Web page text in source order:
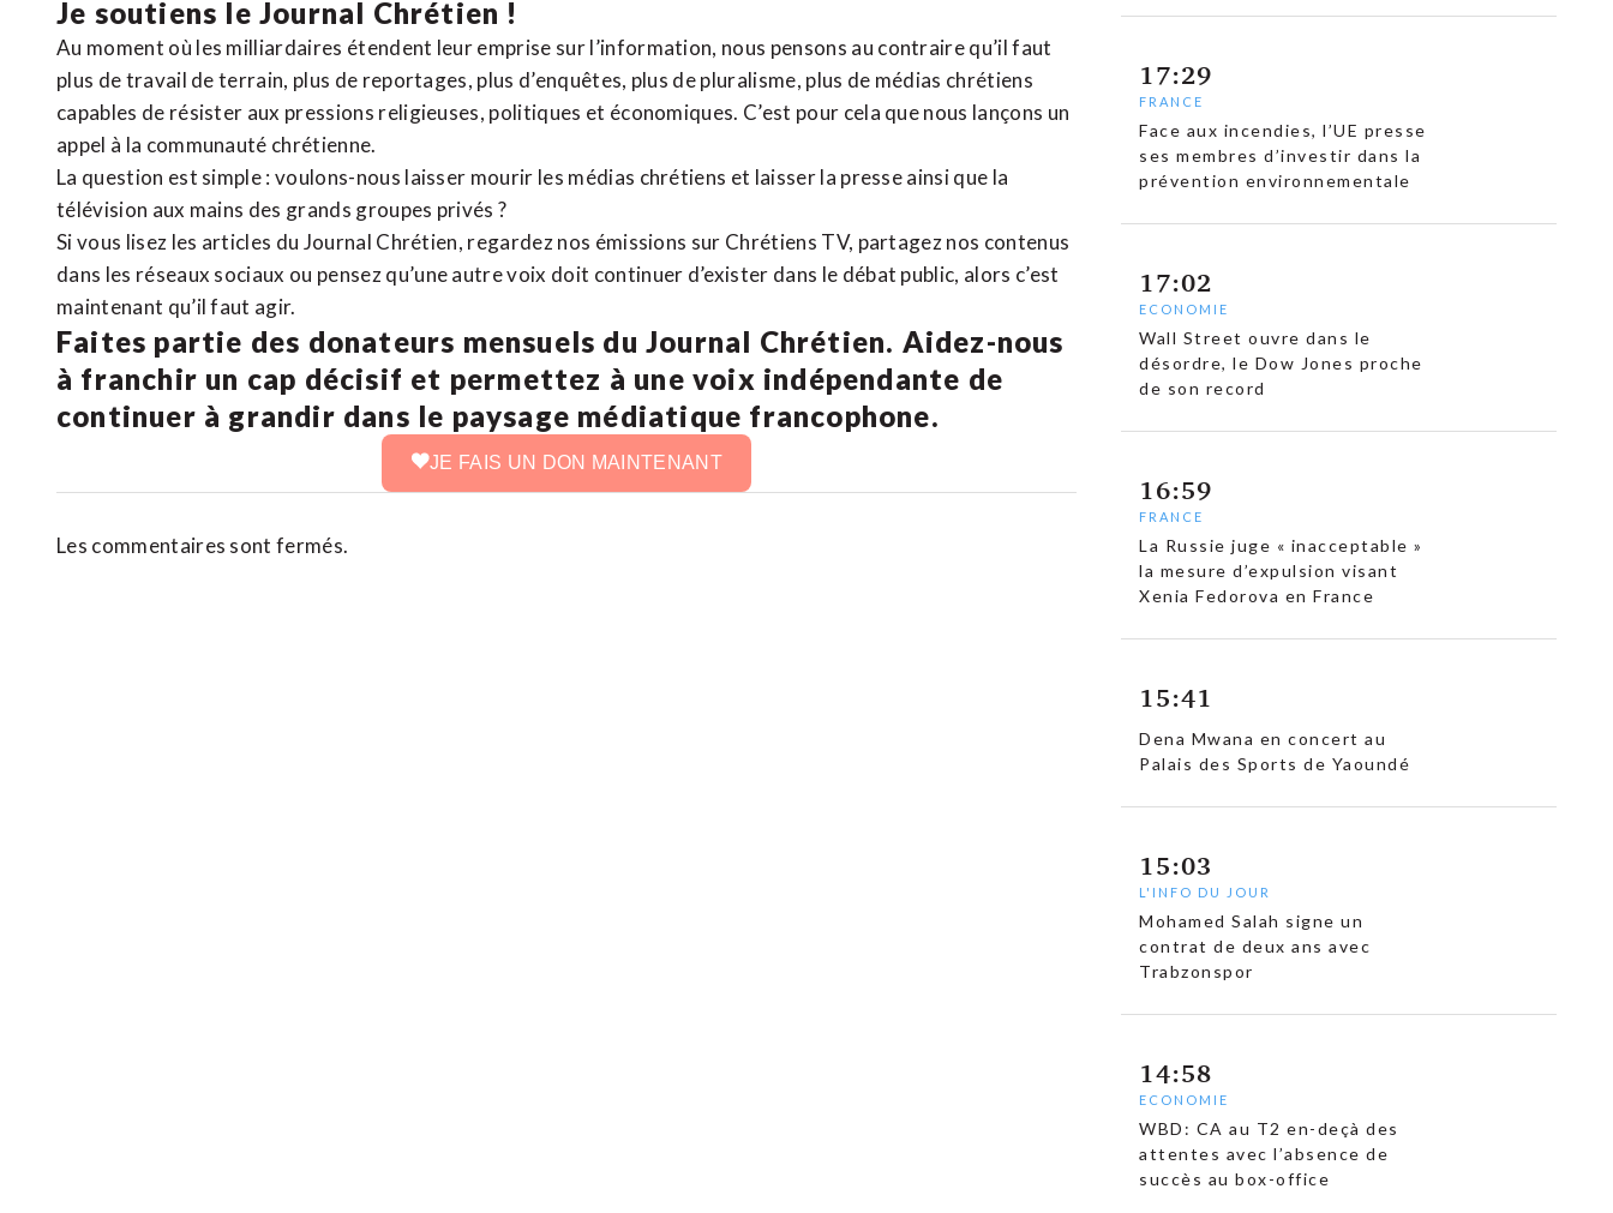
Je soutiens le Journal Chrétien !
Au moment où les milliardaires étendent leur emprise sur l’information, nous pensons au contraire qu’il faut
plus de travail de terrain, plus de reportages, plus d’enquêtes, plus de pluralisme, plus de médias chrétiens
capables de résister aux pressions religieuses, politiques et économiques. C’est pour cela que nous lançons un
appel à la communauté chrétienne.
La question est simple : voulons-nous laisser mourir les médias chrétiens et laisser la presse ainsi que la
télévision aux mains des grands groupes privés ?
Si vous lisez les articles du Journal Chrétien, regardez nos émissions sur Chrétiens TV, partagez nos contenus
dans les réseaux sociaux ou pensez qu’une autre voix doit continuer d’exister dans le débat public, alors c’est
maintenant qu’il faut agir.
Faites partie des donateurs mensuels du Journal Chrétien. Aidez-nous
à franchir un cap décisif et permettez à une voix indépendante de
continuer à grandir dans le paysage médiatique francophone.
JE FAIS UN DON MAINTENANT
Les commentaires sont fermés.
17:29
FRANCE
Face aux incendies, l’UE presse
ses membres d’investir dans la
prévention environnementale
17:02
ECONOMIE
Wall Street ouvre dans le
désordre, le Dow Jones proche
de son record
16:59
FRANCE
La Russie juge « inacceptable »
la mesure d’expulsion visant
Xenia Fedorova en France
15:41
Dena Mwana en concert au
Palais des Sports de Yaoundé
15:03
L'INFO DU JOUR
Mohamed Salah signe un
contrat de deux ans avec
Trabzonspor
14:58
ECONOMIE
WBD: CA au T2 en-deçà des
attentes avec l’absence de
succès au box-office